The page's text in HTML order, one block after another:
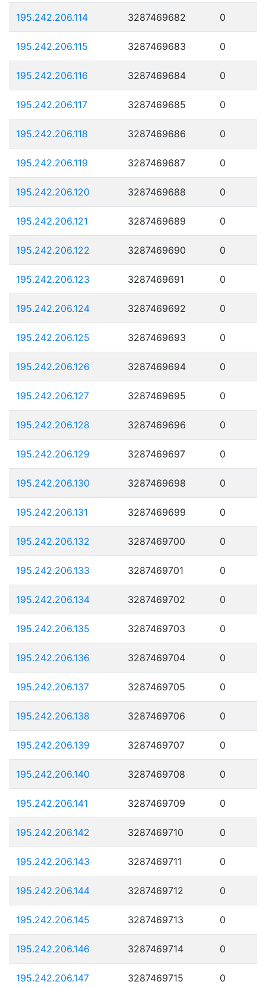
195.242.206.114 3287469682 0
195.242.206.115 3287469683 0
195.242.206.116 3287469684 0
195.242.206.117 3287469685 0
195.242.206.118 3287469686 0
195.242.206.119 3287469687 0
195.242.206.120 3287469688 0
195.242.206.121 3287469689 0
195.242.206.122 3287469690 0
195.242.206.123 3287469691 0
195.242.206.124 3287469692 0
195.242.206.125 3287469693 0
195.242.206.126 3287469694 0
195.242.206.127 3287469695 0
195.242.206.128 3287469696 0
195.242.206.129 3287469697 0
195.242.206.130 3287469698 0
195.242.206.131 3287469699 0
195.242.206.132 3287469700 0
195.242.206.133 3287469701 0
195.242.206.134 3287469702 0
195.242.206.135 3287469703 0
195.242.206.136 3287469704 0
195.242.206.137 3287469705 0
195.242.206.138 3287469706 0
195.242.206.139 3287469707 0
195.242.206.140 3287469708 0
195.242.206.141 3287469709 0
195.242.206.142 3287469710 0
195.242.206.143 3287469711 0
195.242.206.144 3287469712 0
195.242.206.145 3287469713 0
195.242.206.146 3287469714 0
195.242.206.147 3287469715 0